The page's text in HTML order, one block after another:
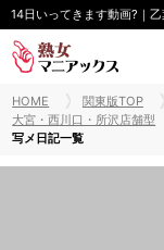
14日いってきます動画?｜
HOME 関東版TOP
大宮・西川口・所沢店舗型
写メ日記一覧